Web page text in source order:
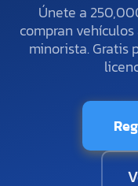
Únete a
compran
minorista. Gratis